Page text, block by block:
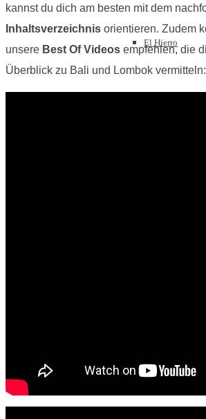
El Hierro
kannst du dich am besten mit dem
Inhaltsverzeichnis orientieren. Zudem
unsere Best Of Videos empfehlen, die
Überblick zu Bali und Lombok vermitteln: